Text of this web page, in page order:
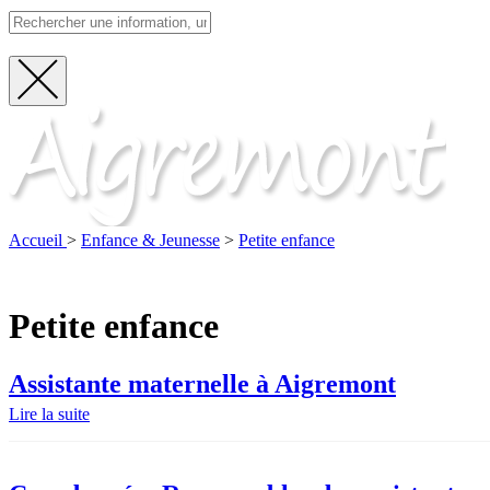
Fermer
recherche
Accueil > Enfance & Jeunesse > Petite enfance
Petite enfance
Assistante maternelle à Aigremont
Lire la suite